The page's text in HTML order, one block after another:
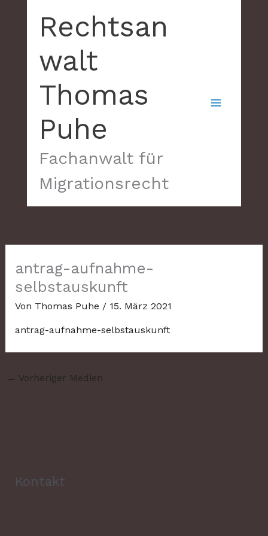
Rechtsan
walt
Thomas
Puhe
Fachanwalt für
Migrationsrecht
antrag-aufnahme-
selbstauskunft
Von Thomas Puhe / 15. März 2021
antrag-aufnahme-selbstauskunft
← Vorheriger Medien
Kontakt